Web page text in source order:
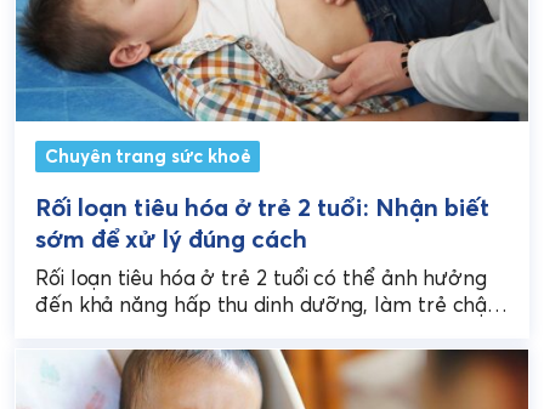
Chuyên trang sức khoẻ
Rối loạn tiêu hóa ở trẻ 2 tuổi: Nhận biết
sớm để xử lý đúng cách
Rối loạn tiêu hóa ở trẻ 2 tuổi có thể ảnh hưởng
đến khả năng hấp thu dinh dưỡng, làm trẻ chậm